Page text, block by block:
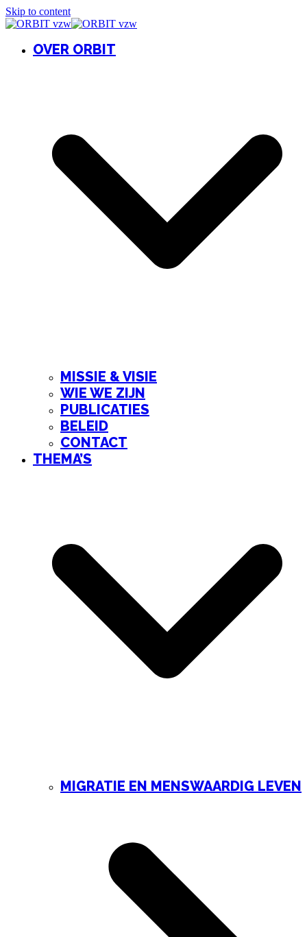
Skip to content
OVER ORBIT
MISSIE & VISIE
WIE WE ZIJN
PUBLICATIES
BELEID
CONTACT
THEMA’S
MIGRATIE EN MENSWAARDIG LEVEN